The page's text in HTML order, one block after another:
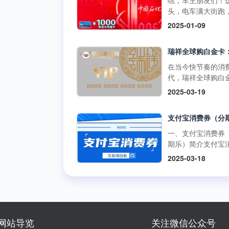
啡兑换码：获取与
丰富的获取途径官
道：瑞幸咖啡APP
序，在“优惠券”或“
卡”板块，按照指
可便捷购买兑换码
里的兑换码种类丰
面值多样，....
百罗森便利店购买
食品、冰激凌等，
使用提货券轻松结
中百电器不支持提
线下门店使用人工
台：在门店购物结
后，前往人工收银
货券，收银员会通
码或手动输入相关
息，完成抵扣支付
商品金额超过提货
额，需自行支付超
额，剩....
如折扣、积分奖励
购买渠道1.朴朴超
访问朴朴超市官方
或通过朴朴App，
择“购物卡”或“充值
心”，完成支付后
物卡将存入您的账
朴朴超市门店的客
直接购买实体卡。
第三方平台： 在
宝、京东等....
头，电车满大街跑
里的加油卡是不是
现才是正解。但市
平台五花八门，到
家靠谱又安全？别
优质加油卡回收平
平台的两大“黄金准
则” （一）高资质
通货 加油充值卡可
是小数目，少则几
多则上千，省着点
些不靠谱的三方渠
诉收了卡却没收到
2025-01-09
在当今快节奏的消
代，瑞祥全球购白
凭借其强大的功能
发放的首选。作为
专业的卡券回收平
京易得回收深知瑞
势，今天就让我们
了解一下这张备受
卡的使用范围极为
2025-03-19
一、支付宝消费券
期乐）简介支付宝
券（分期乐）是由
出的电子优惠券。
商户或平台上使用
2025-03-18
站导览 关注微信公众号